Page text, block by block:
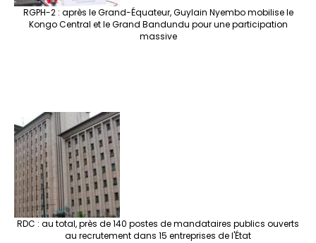
RGPH-2 : après le Grand-Équateur, Guylain Nyembo mobilise le
Kongo Central et le Grand Bandundu pour une participation
massive
RDC : au total, près de 140 postes de mandataires publics ouverts
au recrutement dans 15 entreprises de l'État